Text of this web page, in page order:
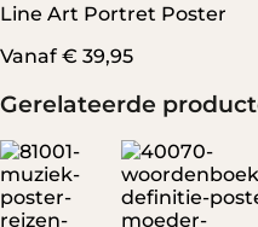
Line Art Portret Poster
Vanaf € 39,95
Gerelateerde